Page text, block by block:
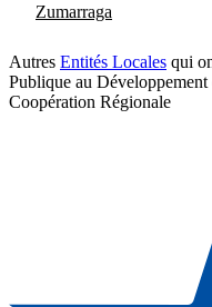
Zumarraga
Autres Entités Locales qui
Publique au
Coopération Régionale